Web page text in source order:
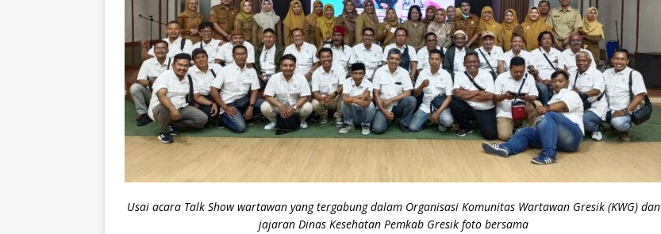
Usai acara Talk Show wartawan yang tergabung dalam Organisasi Komunitas Wartawan Gresik (KWG) dan
jajaran Dinas Kesehatan Pemkab Gresik foto bersama